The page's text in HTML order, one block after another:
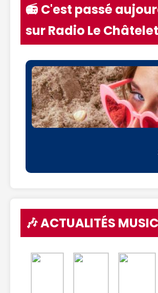
📻 C'est passé
sur Radio Le
🎶 ACTUALITÉS